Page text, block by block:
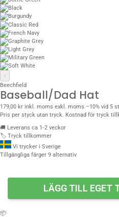
›
Beechfield
Baseball/Dad Hat
179,00 kr inkl. moms exkl. moms –10% vid 5 st
Pris per styck utan tryck. Kostnad för tryck
🚚 Leverans ca 1‑2 veckor
🏷️ Tryck tillkommer
Vi trycker i Sverige
Tillgängliga färger 9 alternativ
LÄGG TILL EGET
📦